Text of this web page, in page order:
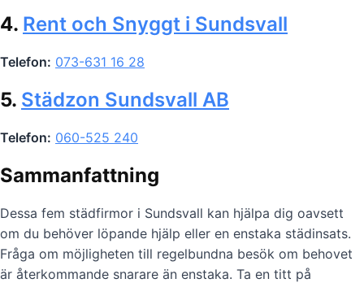
4. Rent och Snyggt i Sundsvall
Telefon: 073-631 16 28
5. Städzon Sundsvall AB
Telefon: 060-525 240
Sammanfattning
Dessa fem städfirmor i Sundsvall kan hjälpa dig oavsett
om du behöver löpande hjälp eller en enstaka städinsats.
Fråga om möjligheten till regelbundna besök om behovet
är återkommande snarare än enstaka. Ta en titt på